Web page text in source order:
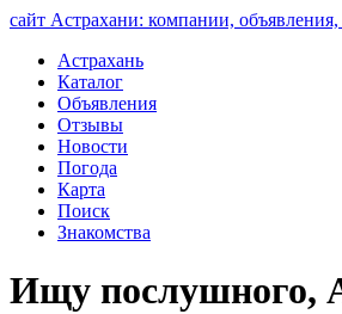
сайт Астрахани: компании, объявления,
Астрахань
Каталог
Объявления
Отзывы
Новости
Погода
Карта
Поиск
Знакомства
Ищу послушного,